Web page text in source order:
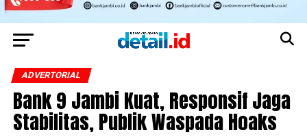
ADVERTORIAL
Bank 9 Jambi Kuat, Responsif Jaga
Stabilitas, Publik Waspada Hoaks